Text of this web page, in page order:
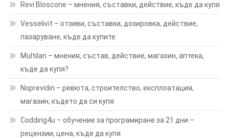
Revi Bloscone – мнения, съставки, действие, къде да купя
Vesselivit – отзиви, съставки, дозировка, действие,
пазаруване, къде да купите
Multilan – мнения, състав, действие, магазин, аптека,
къде да купя?
Noprevidin – ревюта, строителство, експлоатация,
магазин, където да си купя
Codding4u – обучение за програмиране за 21 дни –
рецензии, цена, къде да купя